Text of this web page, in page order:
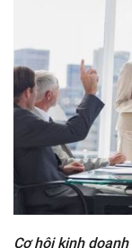
Cơ hội kinh